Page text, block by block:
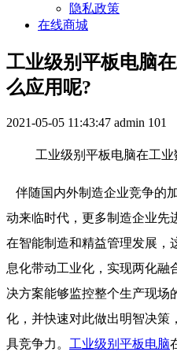
隐私政策
在线商城
工业级别平板电脑
么应用呢?
2021-05-05 11:43:47 admin 101
工业级别平板电脑在工
伴随国内外制造企业竞争的
动来临时代，更多制造企业先
在智能制造和精益管理发展，
息化带动工业化，实现两化融
决方案能够监控整个生产现场
化，并快速对此做出明智决策
具竞争力。 工业级别平板电脑